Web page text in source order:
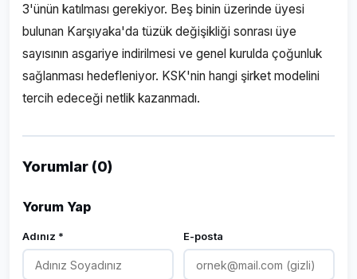
3'ünün katılması gerekiyor. Beş binin üzerinde üyesi
bulunan Karşıyaka'da tüzük değişikliği sonrası üye
sayısının asgariye indirilmesi ve genel kurulda çoğunluk
sağlanması hedefleniyor. KSK'nin hangi şirket modelini
tercih edeceği netlik kazanmadı.
Yorumlar (0)
Yorum Yap
Adınız * E-posta